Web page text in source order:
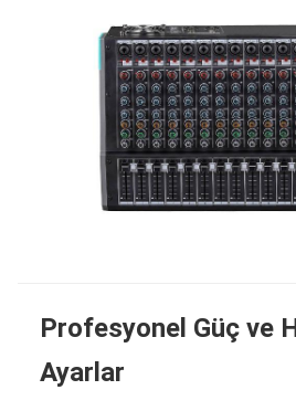
Profesyonel Güç ve
Ayarlar